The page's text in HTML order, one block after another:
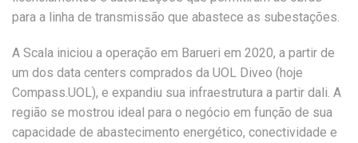
para a linha de transmissão que abastece as subestações.
A Scala iniciou a operação em Barueri em 2020, a partir de
um dos data centers comprados da UOL Diveo (hoje
Compass.UOL), e expandiu sua infraestrutura a partir dali. A
região se mostrou ideal para o negócio em função de sua
capacidade de abastecimento energético, conectividade e